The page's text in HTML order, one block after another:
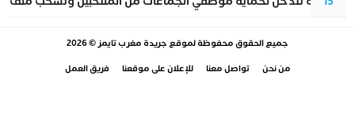
جميع الحقوق محفوظة لموقع جريدة مغرب تايمز© 2026
من نحن تواصل معنا للإعلان على موقعنا فريق العمل